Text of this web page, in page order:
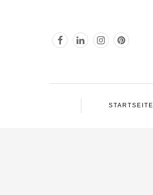
STARTSEITE